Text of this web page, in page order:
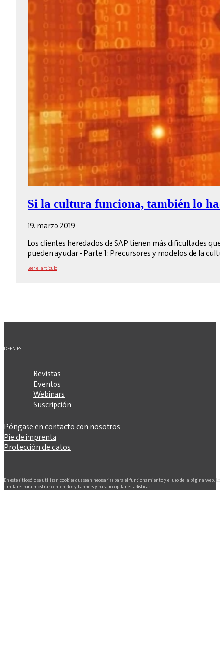
Si la cultura funciona, también lo
19. marzo 2019
Los clientes heredados de SAP tienen más dificultades
pueden ayudar - Parte 1: Precursores y modelos de la
Leer el artículo
DEEN ES
Revistas
Eventos
Webinars
Suscripción
Póngase en contacto con nosotros
Pie de imprenta
Protección de datos
En este sitio sólo se utilizan cookies que sean necesarias para el funcionamiento y el uso de la página web.
similares para mostrar contenidos y banners y para recopilar estadísticas.